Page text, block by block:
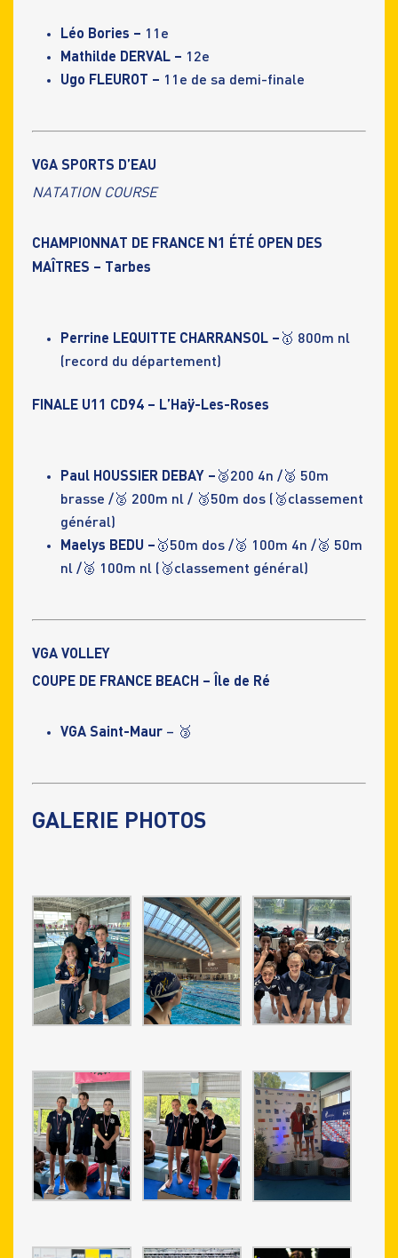
Léo Bories – 11e
Mathilde DERVAL – 12e
Ugo FLEUROT – 11e de sa demi-finale
VGA SPORTS D’EAU
NATATION COURSE
CHAMPIONNAT DE FRANCE N1 ÉTÉ OPEN DES
MAÎTRES – Tarbes
Perrine LEQUITTE CHARRANSOL – 🥇 800m nl
(record du département)
FINALE U11 CD94 – L’Haÿ-Les-Roses
Paul HOUSSIER DEBAY – 🥈200 4n /🥈 50m
brasse /🥈 200m nl / 🥉50m dos (🥈classement
général)
Maelys BEDU – 🥇50m dos /🥈 100m 4n /🥈 50m
nl /🥈 100m nl (🥉classement général)
VGA VOLLEY
COUPE DE FRANCE BEACH – Île de Ré
VGA Saint-Maur– 🥉
GALERIE PHOTOS